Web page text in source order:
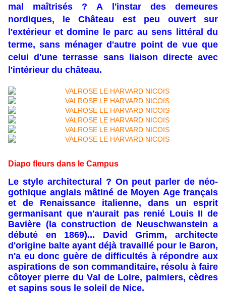
mal maîtrisés ? A l'instar des demeures
nordiques, le Château est peu ouvert sur
l'extérieur et domine le parc au sens littéral du
terme, sans ménager d'autre point de vue que
celui d'une terrasse sans liaison directe avec
l'intérieur du château.
Diapo fleurs dans le Campus
Le style architectural ? On peut parler de néo-
gothique anglais mâtiné de Moyen Age français
et de Renaissance italienne, dans un esprit
germanisant que n'aurait pas renié Louis II de
Bavière (la construction de Neuschwanstein a
débuté en 1869)... David Grimm, architecte
d'origine balte ayant déjà travaillé pour le Baron,
n'a eu donc guère de difficultés à répondre aux
aspirations de son commanditaire, résolu à faire
côtoyer pierre du Val de Loire, palmiers, cèdres
et sapins sous le soleil de Nice.